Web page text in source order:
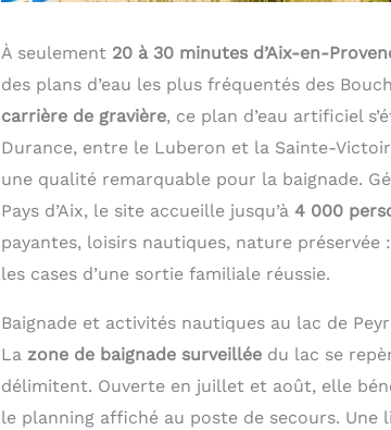
À seulement 20 à 30 minutes d’Aix-en-
des plans d’eau les plus fréquentés des
carrière de gravière, ce plan d’eau artificiel
Durance, entre le Luberon et la Sainte-
une qualité remarquable pour la baignade.
Pays d’Aix, le site accueille jusqu’à 4 000
payantes, loisirs nautiques, nature
les cases d’une sortie familiale réussie.
Baignade et activités nautiques au lac de
La zone de baignade surveilléedu lac se
délimitent. Ouverte en juillet et août, elle
le planning affiché au poste de secours.